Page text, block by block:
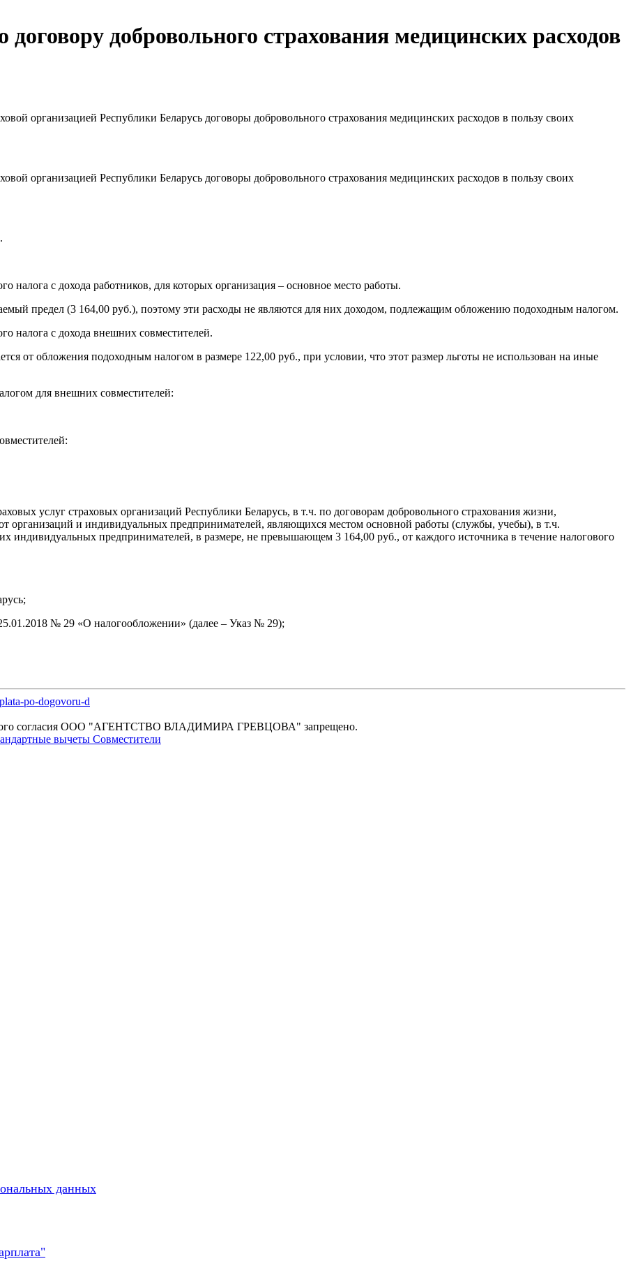
добровольного страхования медицинских расходов
организацией Республики Беларусь договоры добровольного страхования медицинских расходов в пользу своих
организацией Республики Беларусь договоры добровольного страхования медицинских расходов в пользу своих
налога с дохода работников, для которых организация – основное место работы.
предел (3 164,00 руб.), поэтому эти расходы не являются для них доходом, подлежащим обложению подоходным налогом.
налога с дохода внешних совместителей.
от обложения подоходным налогом в размере 122,00 руб., при условии, что этот размер льготы не использован на иные
для внешних совместителей:
услуг страховых организаций Республики Беларусь, в т.ч. по договорам добровольного страхования жизни,
организаций и индивидуальных предпринимателей, являющихся местом основной работы (службы, учебы), в т.ч.
индивидуальных предпринимателей, в размере, не превышающем 3 164,00 руб., от каждого источника в течение налогового
№ 29 «О налогообложении» (далее – Указ № 29);
po-dogovoru-d
согласия OOO "АГЕНТСТВО ВЛАДИМИРА ГРЕВЦОВА" запрещено.
вычеты Совместители
данных